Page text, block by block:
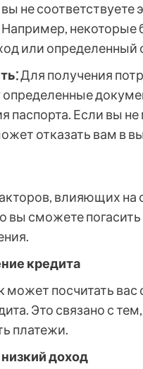
не
некоторые
или определенный
Для получения
паспорта. Если вы
отказать вам в
влияющих на
вы сможете
кредита
может посчитать
Это связано с
платежи.
доход